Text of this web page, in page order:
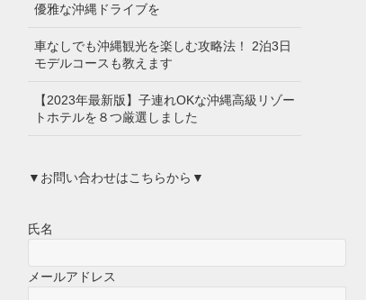
優雅な沖縄ドライブを
車なしでも沖縄観光を楽しむ攻略法！ 2泊3日
モデルコースも教えます
【2023年最新版】子連れOKな沖縄高級リゾー
トホテルを８つ厳選しました
▼お問い合わせはこちらから▼
氏名
メールアドレス